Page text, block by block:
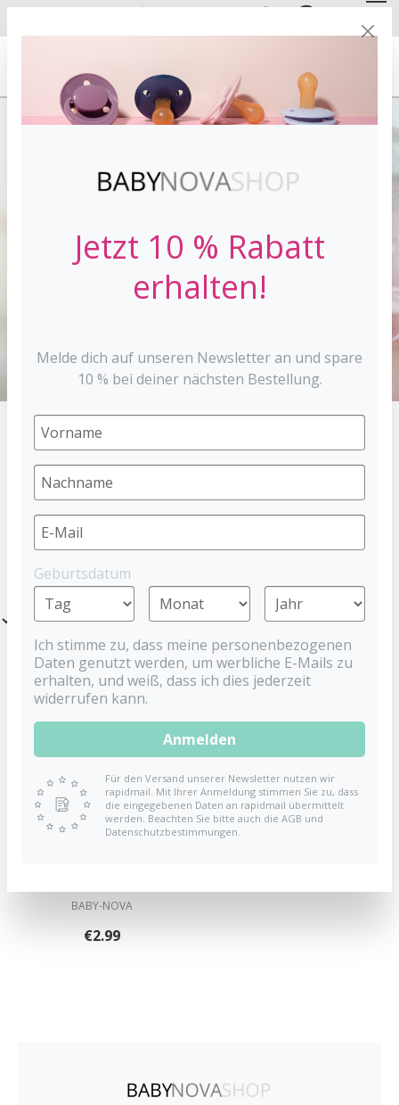
EN
HOME PACIFIER
NEWBORN
Filter
BABY-NOVA
€2.99
Jetzt 10 % Rabatt
erhalten!
Melde dich auf unseren Newsletter an und spare
10 % bei deiner nächsten Bestellung.
Geburtsdatum
Ich stimme zu, dass meine personenbezogenen
Daten genutzt werden, um werbliche E-Mails zu
erhalten, und weiß, dass ich dies jederzeit
widerrufen kann.
Anmelden
Für den Versand unserer Newsletter nutzen wir
rapidmail. Mit Ihrer Anmeldung stimmen Sie zu, dass
die eingegebenen Daten an rapidmail übermittelt
werden. Beachten Sie bitte auch die AGB und
Datenschutzbestimmungen.